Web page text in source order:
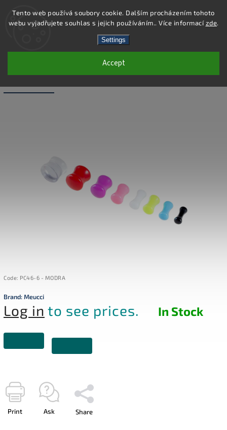
Tento web používá soubory cookie. Dalším procházením tohoto
webu vyjadřujete souhlas s jejich používáním.. Více informacízde.
Settings
Accept
Search
PC46-6 - PIERCING PLUG - MODRÁ - 6
Code: PC46-6 - MODRA
Brand:Meucci
Log in to see prices. In Stock
Print Ask Share